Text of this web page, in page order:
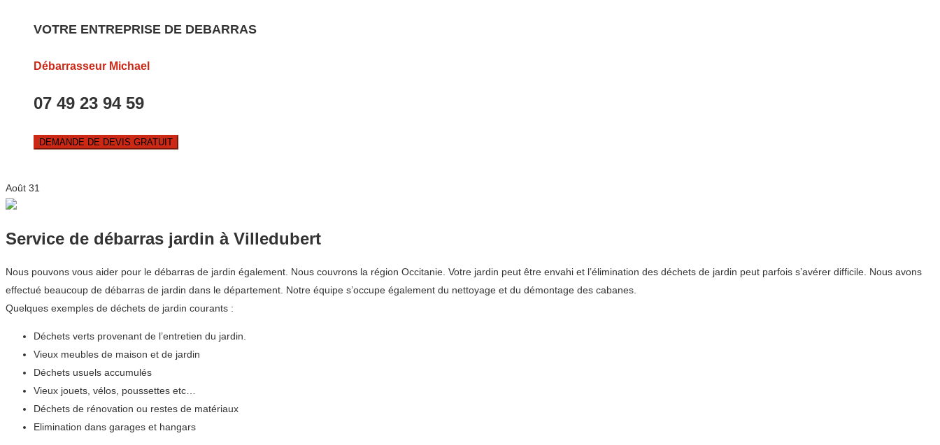
VOTRE ENTREPRISE DE DEBARRAS
Débarrasseur Michael
07 49 23 94 59
DEMANDE DE DEVIS GRATUIT
Août 31
Service de débarras jardin à Villedubert
Nous pouvons vous aider pour le débarras de jardin également. Nous couvrons la région Occitanie. Votre jardin peut être envahi et l’élimination des déchets de jardin peut parfois s’avérer difficile. Nous avons
effectué beaucoup de débarras de jardin dans le département. Notre équipe s’occupe également du nettoyage et du démontage des cabanes.
Quelques exemples de déchets de jardin courants :
Déchets verts provenant de l’entretien du jardin.
Vieux meubles de maison et de jardin
Déchets usuels accumulés
Vieux jouets, vélos, poussettes etc…
Déchets de rénovation ou restes de matériaux
Elimination dans garages et hangars